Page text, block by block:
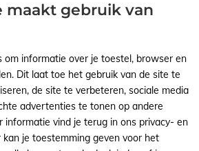
NL001791739B90
RSS-feed Sitemap
maakt gebruik van
om informatie over je toestel, browser en
Dit laat toe het gebruik van de site te
de site te verbeteren, sociale media
advertenties te tonen op andere
informatie vind je terug in ons privacy- en
kan je toestemming geven voor het